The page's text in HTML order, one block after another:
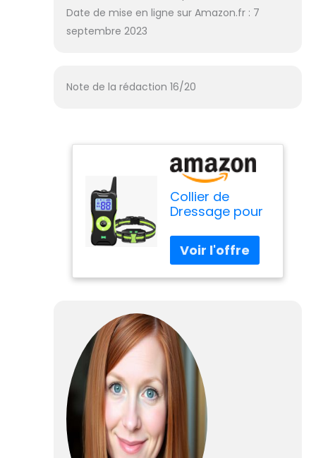
Date de mise en ligne sur Amazon.fr : 7
septembre 2023
Note de la rédaction 16/20
Collier de
Dressage pour
Electrique
Chien avec
3 Mode de
Portée de
500m, IP67
Étanche avec
Verrouillage de
Sécurité pour
Chiens,Vert
Émeraude